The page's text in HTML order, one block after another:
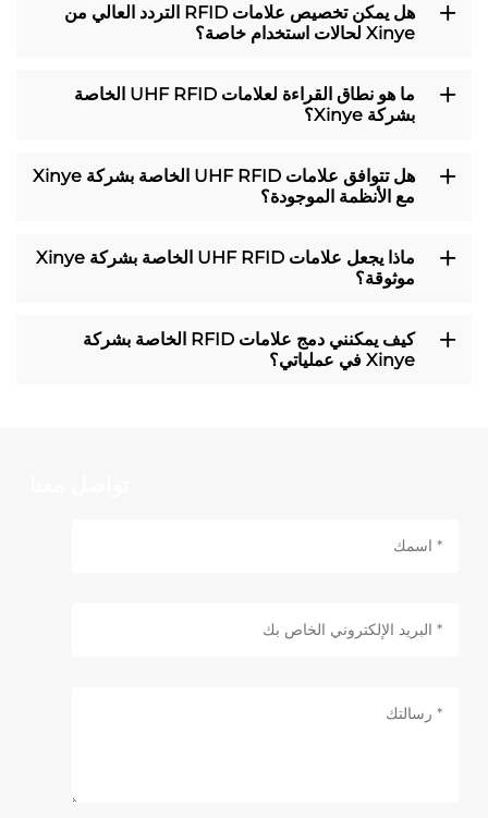
هل يمكن تخصيص علامات RFID التردد العالي من
Xinye لحالات استخدام خاصة؟
ما هو نطاق القراءة لعلامات UHF RFID الخاصة
بشركة Xinye؟
هل تتوافق علامات UHF RFID الخاصة بشركة Xinye
مع الأنظمة الموجودة؟
ماذا يجعل علامات UHF RFID الخاصة بشركة Xinye
موثوقة؟
كيف يمكنني دمج علامات RFID الخاصة بشركة
Xinye في عملياتي؟